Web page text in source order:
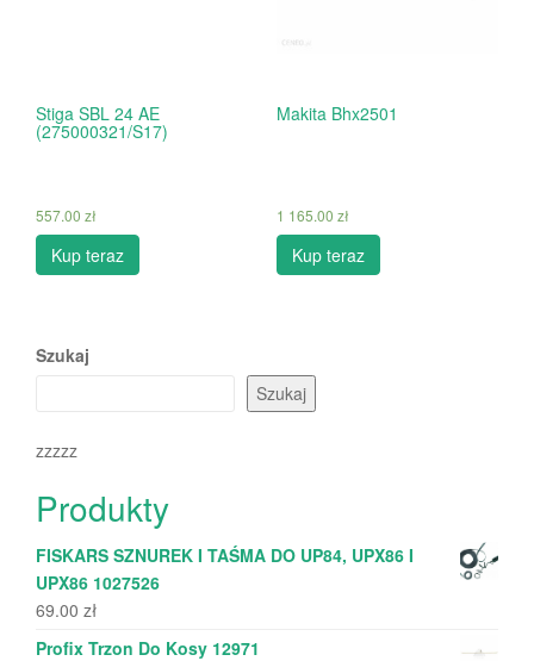
Stiga SBL 24 AE
(275000321/S17)
557.00 zł
Kup teraz
Makita Bhx2501
1 165.00 zł
Kup teraz
Szukaj
Szukaj
zzzzz
Produkty
FISKARS SZNUREK I TAŚMA DO UP84, UPX86 I
UPX86 1027526
69.00 zł
Profix Trzon Do Kosy 12971